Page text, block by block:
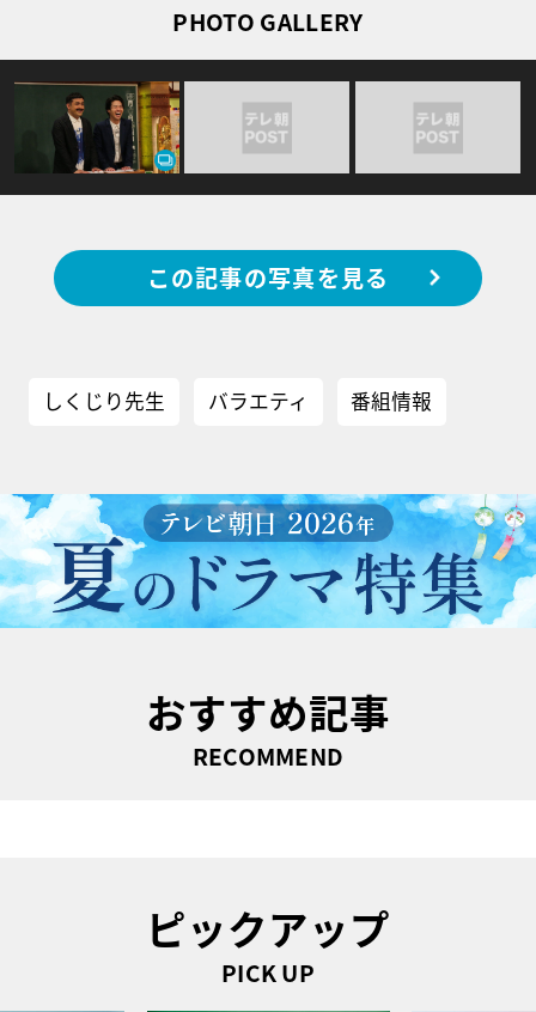
PHOTO GALLERY
この記事の写真を見る
しくじり先生 バラエティ 番組情報
おすすめ記事
RECOMMEND
ピックアップ
PICK UP